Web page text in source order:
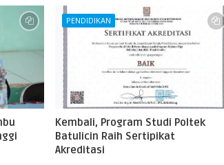
PENDIDIKAN
Kembali, Program Studi Poltek
Batulicin Raih Sertipikat
Akreditasi